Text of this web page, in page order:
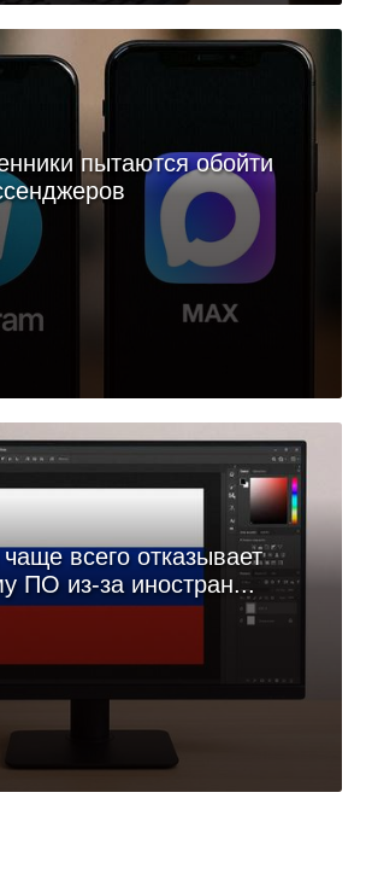
пытаются обойти
всего отказывает
ПО из-за иностран...